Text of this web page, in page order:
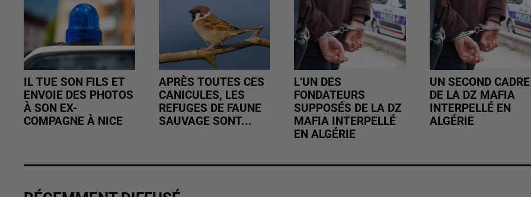
IL TUE SON FILS ET
ENVOIE DES PHOTOS
À SON EX-
COMPAGNE À NICE
APRÈS TOUTES CES
CANICULES, LES
REFUGES DE FAUNE
SAUVAGE SONT...
L’UN DES
FONDATEURS
SUPPOSÉS DE LA DZ
MAFIA INTERPELLÉ
EN ALGÉRIE
UN SECOND CADRE
DE LA DZ MAFIA
INTERPELLÉ EN
ALGÉRIE